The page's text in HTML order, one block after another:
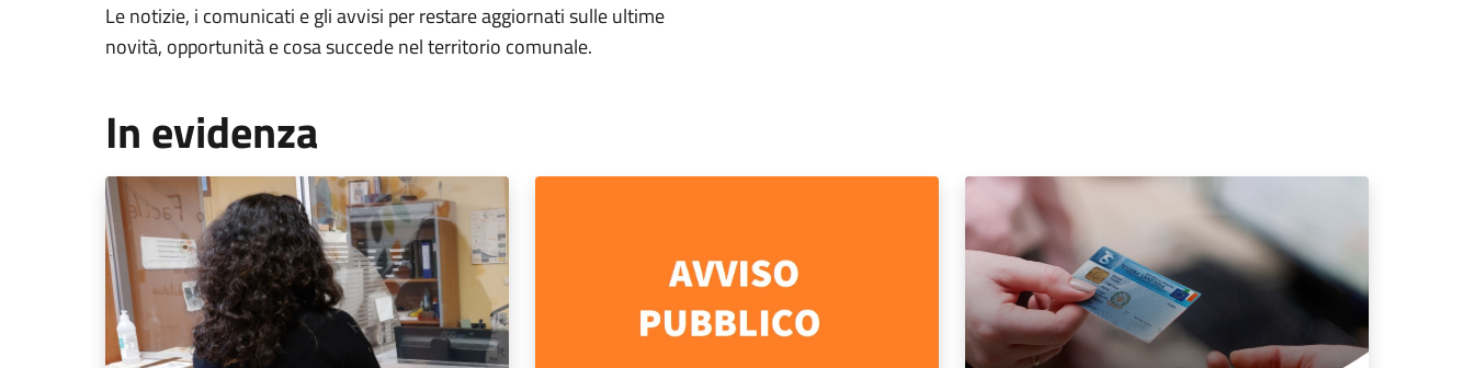
Le notizie, i comunicati e gli avvisi per restare aggiornati sulle ultime
novità, opportunità e cosa succede nel territorio comunale.
In evidenza